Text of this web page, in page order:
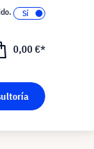
0,00 €*